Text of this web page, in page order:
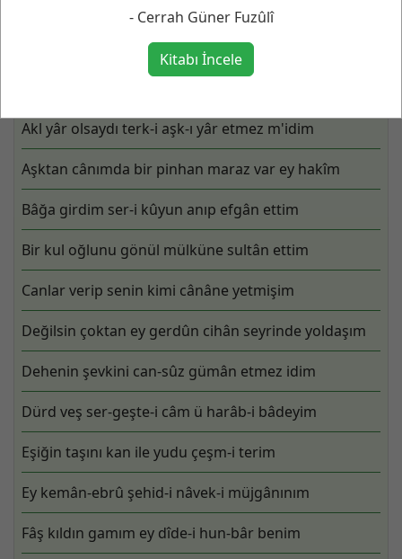
Cerrah Güner Fuzûlî Blogu - Yazı, şiir, fikir, sanat,
Cerrah Güner Fuzûlî
Akl yâr olsaydı terk-i aşk-ı yâr etmez m'idim
Aşktan cânımda bir pinhan maraz var ey hakîm
Bâğa girdim ser-i kûyun anıp efgân ettim
Bir kul oğlunu gönül mülküne sultân ettim
Canlar verip senin kimi cânâne yetmişim
Değilsin çoktan ey gerdûn cihân seyrinde yoldaşım
Dehenin şevkini can-sûz gümân etmez idim
Dürd veş ser-geşte-i câm ü harâb-i bâdeyim
Eşiğin taşını kan ile yudu çeşm-i terim
Ey kemân-ebrû şehid-i nâvek-i müjgânınım
Fâş kıldın gamım ey dîde-i hun-bâr benim
- Cerrah Güner Fuzûlî
Kitabı İncele